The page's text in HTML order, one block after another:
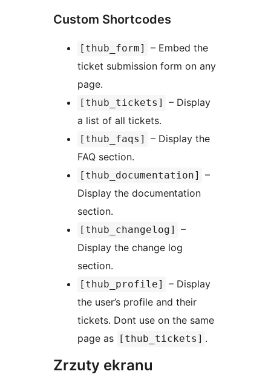
Custom Shortcodes
[thub_form]
– Embed the
ticket submission form on any
page.
[thub_tickets]
– Display
a list of all tickets.
[thub_faqs]
– Display the
FAQ section.
[thub_documentation]
–
Display the documentation
section.
[thub_changelog]
–
Display the change log
section.
[thub_profile]
– Display
the user’s profile and their
tickets. Dont use on the same
page as
[thub_tickets] .
Zrzuty ekranu